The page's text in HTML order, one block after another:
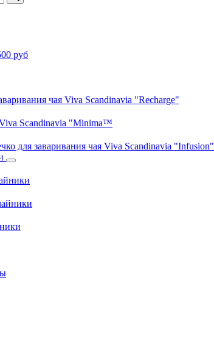
руб
чая Viva Scandinavia "Recharge"
Scandinavia "Minima™
для заваривания чая Viva Scandinavia "Infusion"